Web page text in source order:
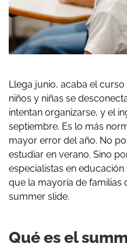
Llega junio, acaba el
niños y niñas se
intentan organizarse, y el
septiembre. Es lo más
mayor error del año. No
estudiar en verano. Sino
especialistas en
que la mayoría de familias
summer slide.
Qué es el